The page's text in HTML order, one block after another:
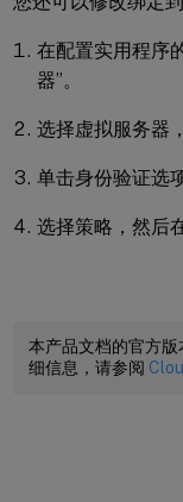
在配置实用程序
器”。
选择虚拟服务器
单击身份验证选
选择策略，然后
本产品文档的官方
细信息，请参阅